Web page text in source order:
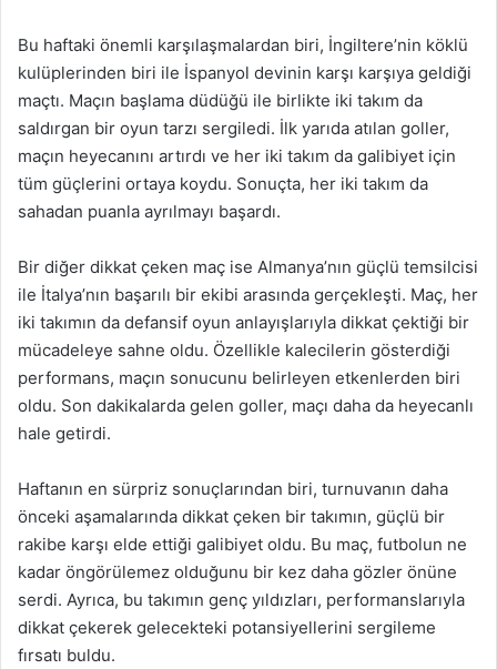
Bu haftaki önemli karşılaşmalardan biri, İngiltere’nin köklü
kulüplerinden biri ile İspanyol devinin karşı karşıya geldiği
maçtı. Maçın başlama düdüğü ile birlikte iki takım da
saldırgan bir oyun tarzı sergiledi. İlk yarıda atılan goller,
maçın heyecanını artırdı ve her iki takım da galibiyet için
tüm güçlerini ortaya koydu. Sonuçta, her iki takım da
sahadan puanla ayrılmayı başardı.
Bir diğer dikkat çeken maç ise Almanya’nın güçlü temsilcisi
ile İtalya’nın başarılı bir ekibi arasında gerçekleşti. Maç, her
iki takımın da defansif oyun anlayışlarıyla dikkat çektiği bir
mücadeleye sahne oldu. Özellikle kalecilerin gösterdiği
performans, maçın sonucunu belirleyen etkenlerden biri
oldu. Son dakikalarda gelen goller, maçı daha da heyecanlı
hale getirdi.
Haftanın en sürpriz sonuçlarından biri, turnuvanın daha
önceki aşamalarında dikkat çeken bir takımın, güçlü bir
rakibe karşı elde ettiği galibiyet oldu. Bu maç, futbolun ne
kadar öngörülemez olduğunu bir kez daha gözler önüne
serdi. Ayrıca, bu takımın genç yıldızları, performanslarıyla
dikkat çekerek gelecekteki potansiyellerini sergileme
fırsatı buldu.